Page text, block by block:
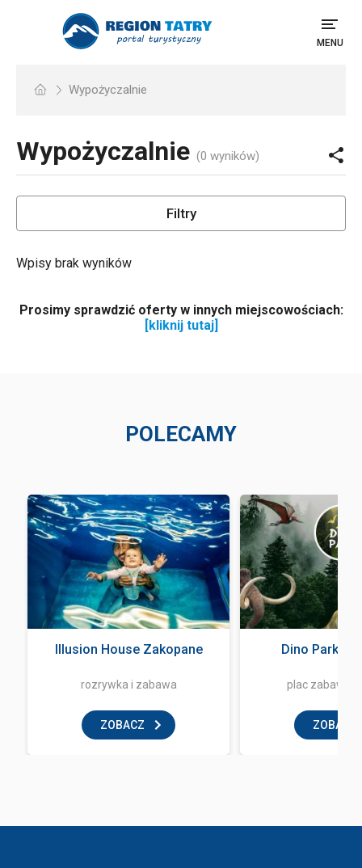
MENU
Wypożyczalnie
Wypożyczalnie (0 wyników)
Filtry
Wpisy brak wyników
Prosimy sprawdzić oferty w innych miejscowościach:
[kliknij tutaj]
POLECAMY
Illusion House Zakopane
rozrywka i zabawa
ZOBACZ
Dino Park
plac zabaw
ZOBACZ